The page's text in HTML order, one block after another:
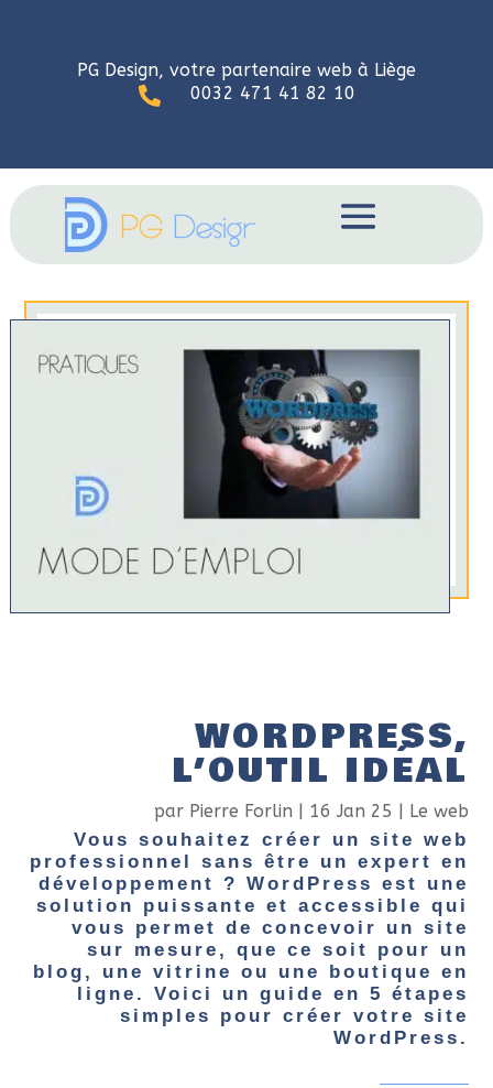
PG Design, votre partenaire web à Liège
 0032 471 41 82 10
WORDPRESS,
L’OUTIL IDÉAL
par Pierre Forlin | 16 Jan 25 | Le web
Vous souhaitez créer un site web
professionnel sans être un expert en
développement ? WordPress est une
solution puissante et accessible qui
vous permet de concevoir un site
sur mesure, que ce soit pour un
blog, une vitrine ou une boutique en
ligne. Voici un guide en 5 étapes
simples pour créer votre site
WordPress.